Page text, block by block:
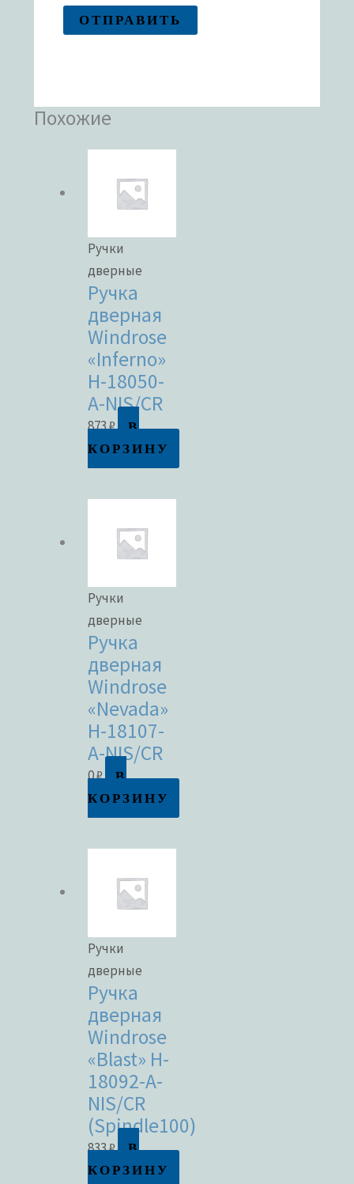
Похожие
Ручки
дверные
Ручка
дверная
Windrose
«Inferno»
H-18050-
A-NIS/CR
873₽
В
КОРЗИНУ
Ручки
дверные
Ручка
дверная
Windrose
«Nevada»
H-18107-
A-NIS/CR
0₽
В
КОРЗИНУ
Ручки
дверные
Ручка
дверная
Windrose
«Blast» H-
18092-A-
NIS/CR
(Spindle100)
833₽
В
КОРЗИНУ